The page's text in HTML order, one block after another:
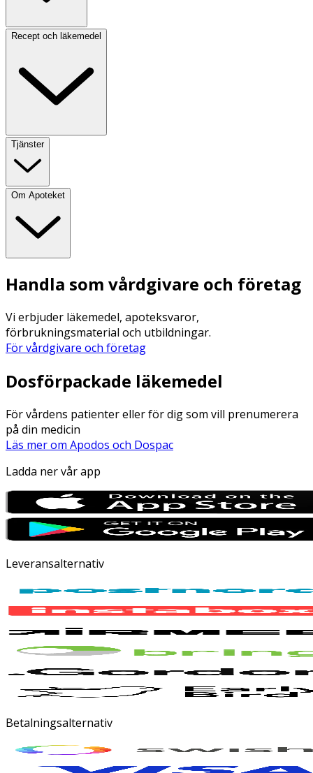
Recept och läkemedel
Tjänster
Om Apoteket
Handla som vårdgivare och företag
Vi erbjuder läkemedel, apoteksvaror,
förbrukningsmaterial och utbildningar.
För vårdgivare och företag
Dosförpackade läkemedel
För vårdens patienter eller för dig som vill prenumerera
på din medicin
Läs mer om Apodos och Dospac
Ladda ner vår app
Leveransalternativ
Betalningsalternativ